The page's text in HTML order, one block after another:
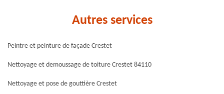
Autres services
Peintre et peinture de façade Crestet
Nettoyage et demoussage de toiture Crestet 84110
Nettoyage et pose de gouttière Crestet